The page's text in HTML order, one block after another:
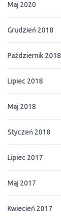
Maj 2020
Grudzień 2018
Październik 2018
Lipiec 2018
Maj 2018
Styczeń 2018
Lipiec 2017
Maj 2017
Kwiecień 2017